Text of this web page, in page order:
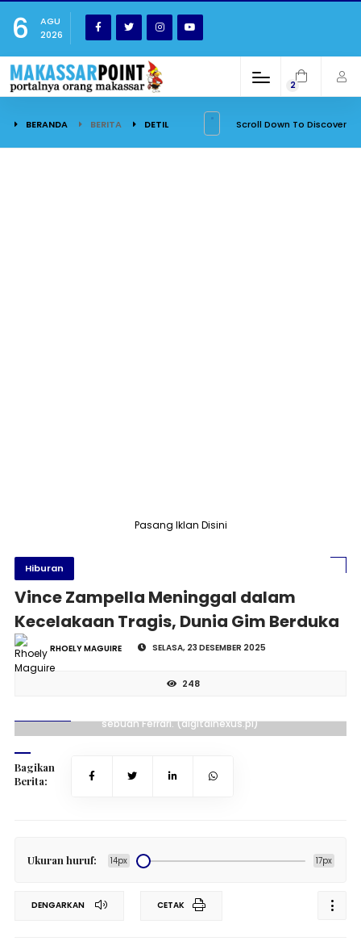
6
AGU
2026
2
BERANDA BERITA DETIL Scroll Down To Discover
Pasang Iklan Disini
Hiburan
Vince Zampella Meninggal dalam
Kecelakaan Tragis, Dunia Gim Berduka
RHOELY MAGUIRE SELASA, 23 DESEMBER 2025
248
sebuah Ferrari. (digitalnexus.pl)
Bagikan
Berita:
Ukuran huruf: 14px 17px
DENGARKAN CETAK